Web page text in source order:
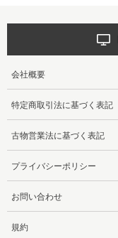
会社概要
特定商取引法に基づく表記
古物営業法に基づく表記
プライバシーポリシー
お問い合わせ
規約